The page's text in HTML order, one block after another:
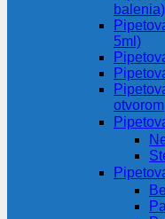
balenia)
5ml)
otvorom